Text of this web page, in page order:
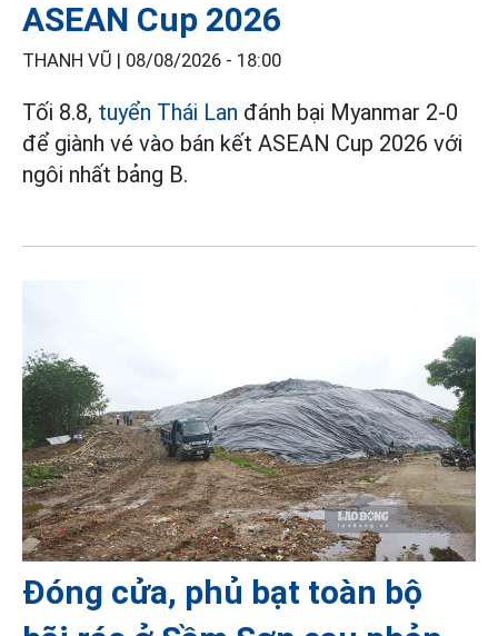
ASEAN Cup 2026
THANH VŨ | 08/08/2026 - 18:00
Tối 8.8, tuyển Thái Lan đánh bại Myanmar 2-0
để giành vé vào bán kết ASEAN Cup 2026 với
ngôi nhất bảng B.
Đóng cửa, phủ bạt toàn bộ